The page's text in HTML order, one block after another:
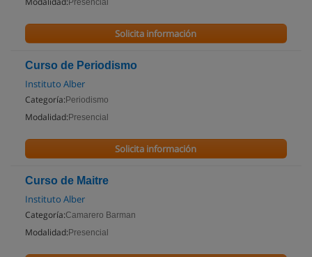
Presencial
Solicita información
Curso de Periodismo
Instituto Alber
Categoría: Periodismo
Modalidad: Presencial
Solicita información
Curso de Maitre
Instituto Alber
Categoría:Camarero Barman
Modalidad: Presencial